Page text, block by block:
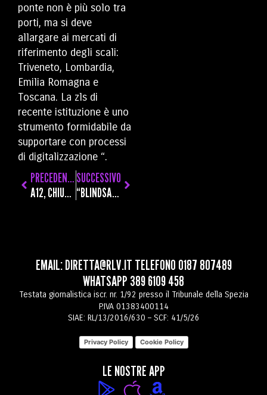
ponte non è più solo tra
porti, ma si deve
allargare ai mercati di
riferimento degli scali:
Triveneto, Lombardia,
Emilia Romagna e
Toscana. La zls di
recente istituzione è uno
strumento formidabile da
supportare con processi
di digitalizzazione “.
PRECEDENTE
A12, CHIUSURA NOTTURNA DELLO SVINCOLO DI DEIVA MARINA IN DIREZIONE LIVORNO
SUCCESSIVO
“BLINDSALE – LA VENDITA AL BUIO” TORNA IN LIGURIA AL CENTRO COMMERCIALE LE TERRAZZE
EMAIL:DIRETTA@RLV.IT TELEFONO 0187 807489
WHATSAPP 389 6109 458
Testata giornalistica iscr. nr. 1/92 presso il Tribunale della Spezia
P.IVA 01383400114
SIAE: RL/13/2016/630 – SCF: 41/5/26
Privacy Policy Cookie Policy
LE NOSTRE APP